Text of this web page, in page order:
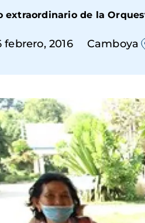
extraordinario de la
febrero, 2016 Camboya